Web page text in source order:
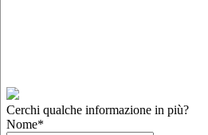
Cerchi qualche informazione in più?
Nome*